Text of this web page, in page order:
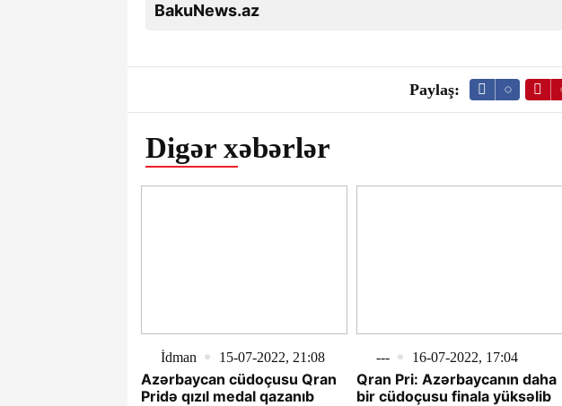
BakuNews.az
Paylaş:
Digər xəbərlər
İdman 15-07-2022, 21:08
Azərbaycan cüdoçusu Qran
Pridə qızıl medal qazanıb
--- 16-07-2022, 17:04
Qran Pri: Azərbaycanın daha
bir cüdoçusu finala yüksəlib